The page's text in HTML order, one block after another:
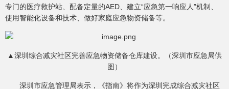
专门的医疗救护站、配备定量的AED、建立“应急第一响应人”机制、
使用智能化设备和技术、做好家庭应急物资储备等。
▲深圳综合减灾社区完善应急物资储备仓库建设。（深圳市应急局供
图）
深圳市应急管理局表示，《指南》将作为深圳完成综合减灾社区